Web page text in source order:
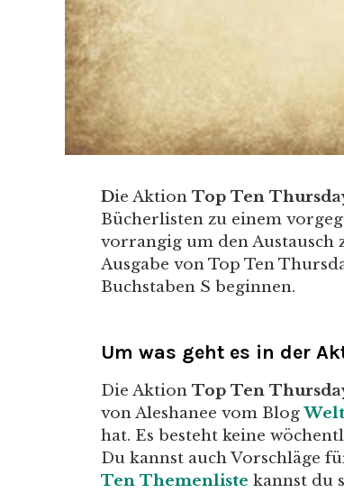
Die Aktion Top Ten
Bücherlisten zu einem
vorrangig um den Austausch
Ausgabe von Top Ten
Buchstaben S beginnen.
Um was geht es in der
Die Aktion Top Ten
von Aleshanee vom Blog
hat. Es besteht keine
Du kannst auch Vorschläge
Ten Themenliste kannst du